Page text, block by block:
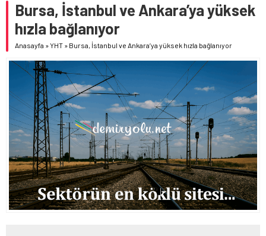
Bursa, İstanbul ve Ankara’ya yüksek
hızla bağlanıyor
Anasayfa »YHT » Bursa, İstanbul ve Ankara’ya yüksek hızla bağlanıyor